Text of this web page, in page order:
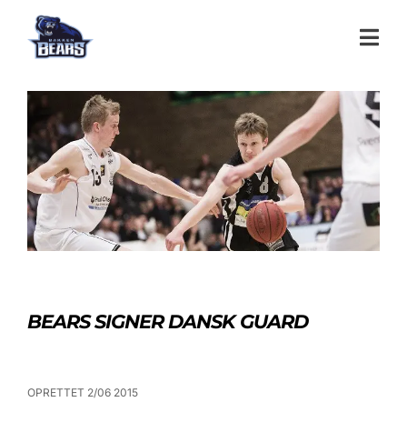
BEARS SIGNER DANSK GUARD
OPRETTET 2/06 2015